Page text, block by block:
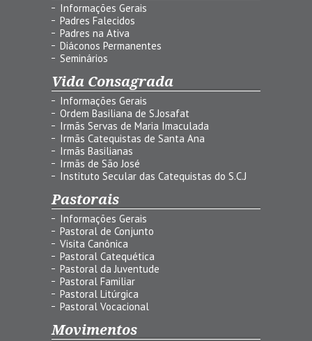
Informações Gerais
Padres Falecidos
Padres na Ativa
Diáconos Permanentes
Seminários
Vida Consagrada
Informações Gerais
Ordem Basiliana de S.Josafat
Irmãs Servas de Maria Imaculada
Irmãs Catequistas de Santa Ana
Irmãs Basilianas
Irmãs de São José
Instituto Secular das Catequistas do S.C.J
Pastorais
Informações Gerais
Pastoral de Conjunto
Visita Canônica
Pastoral Catequética
Pastoral da Juventude
Pastoral Familiar
Pastoral Litúrgica
Pastoral Vocacional
Movimentos